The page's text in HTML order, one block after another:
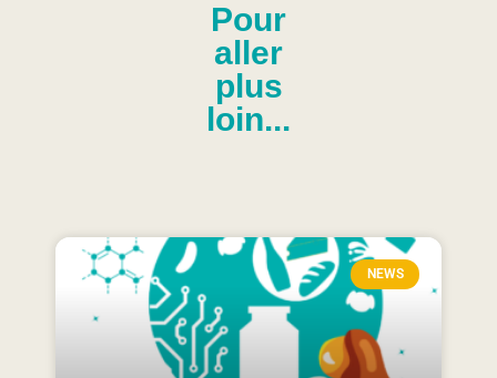
Pour
aller
plus
loin...
NEWS